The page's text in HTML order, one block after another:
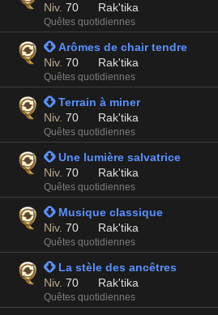
Niv. 70 Rak'tika
Quêtes quotidiennes
 Arômes de chair tendre
Niv. 70 Rak'tika
Quêtes quotidiennes
 Terrain à miner
Niv. 70 Rak'tika
Quêtes quotidiennes
 Une lumière salvatrice
Niv. 70 Rak'tika
Quêtes quotidiennes
 Musique classique
Niv. 70 Rak'tika
Quêtes quotidiennes
 La stèle des ancêtres
Niv. 70 Rak'tika
Quêtes quotidiennes